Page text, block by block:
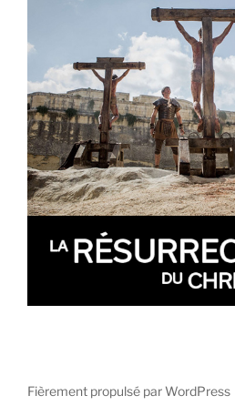
Fièrement propulsé par WordPress